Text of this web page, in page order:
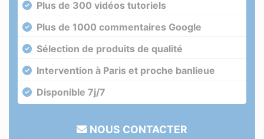
Plus de 300 vidéos tutoriels
Plus de 1000 commentaires Google
Sélection de produits de qualité
Intervention à Paris et proche banlieue
Disponible 7j/7
NOUS CONTACTER